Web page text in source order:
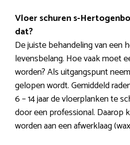
Vloer schuren s-
dat?
De juiste behandeling van een
levensbelang. Hoe vaak moet
worden? Als uitgangspunt
gelopen wordt. Gemiddeld
6 – 14 jaar de vloerplanken te
door een professional. Daarop
worden aan een afwerklaag